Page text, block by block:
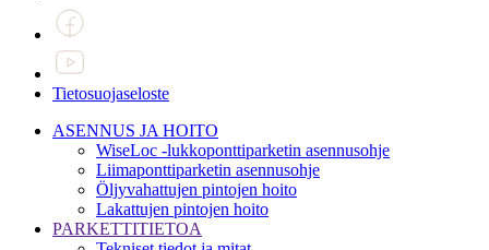
Tietosuojaseloste
ASENNUS JA HOITO
WiseLoc -lukkoponttiparketin asennusohje
Liimaponttiparketin asennusohje
Öljyvahattujen pintojen hoito
Lakattujen pintojen hoito
PARKETTITIETOA